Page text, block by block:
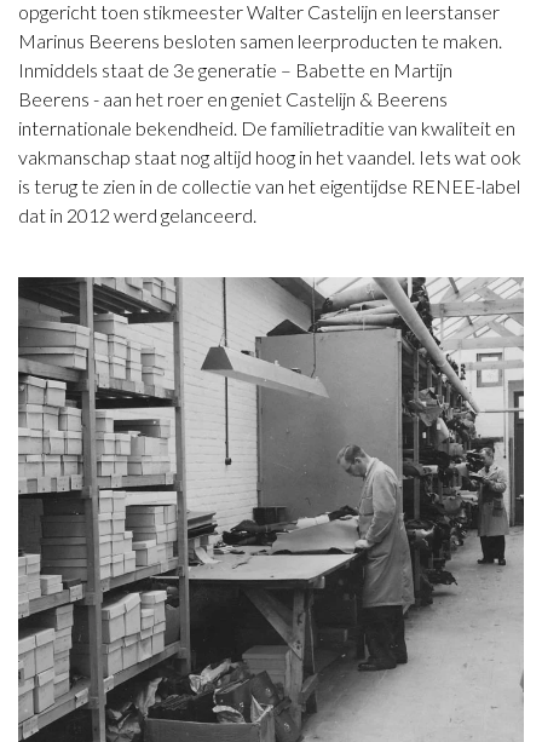
opgericht toen stikmeester Walter Castelijn en leerstanser
Marinus Beerens besloten samen leerproducten te maken.
Inmiddels staat de 3e generatie – Babette en Martijn
Beerens - aan het roer en geniet Castelijn & Beerens
internationale bekendheid. De familietraditie van kwaliteit en
vakmanschap staat nog altijd hoog in het vaandel. Iets wat ook
is terug te zien in de collectie van het eigentijdse RENEE-label
dat in 2012 werd gelanceerd.